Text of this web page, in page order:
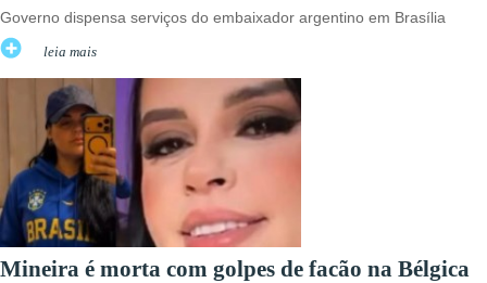
Governo dispensa serviços do embaixador argentino em Brasília
leia mais
Mineira é morta com golpes de facão na Bélgica